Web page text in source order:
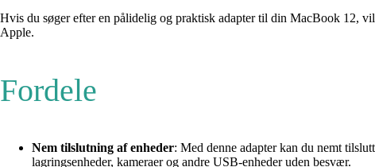
Hvis du søger efter en pålidelig og praktisk adapter til din MacBook 12,
Apple.
Fordele
Nem tilslutning af enheder: Med denne adapter kan du nemt
lagringsenheder, kameraer og andre USB-enheder uden besvær.